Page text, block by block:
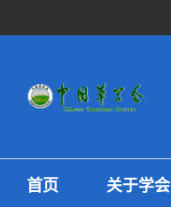
首页 关于学会